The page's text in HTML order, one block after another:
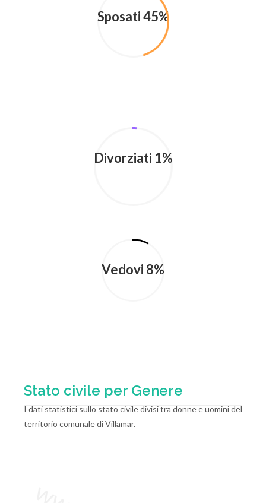
Sposati 45%
Divorziati 1%
Vedovi 8%
Stato civile per Genere
I dati statistici sullo stato civile divisi tra donne e uomini del
territorio comunale di Villamar.